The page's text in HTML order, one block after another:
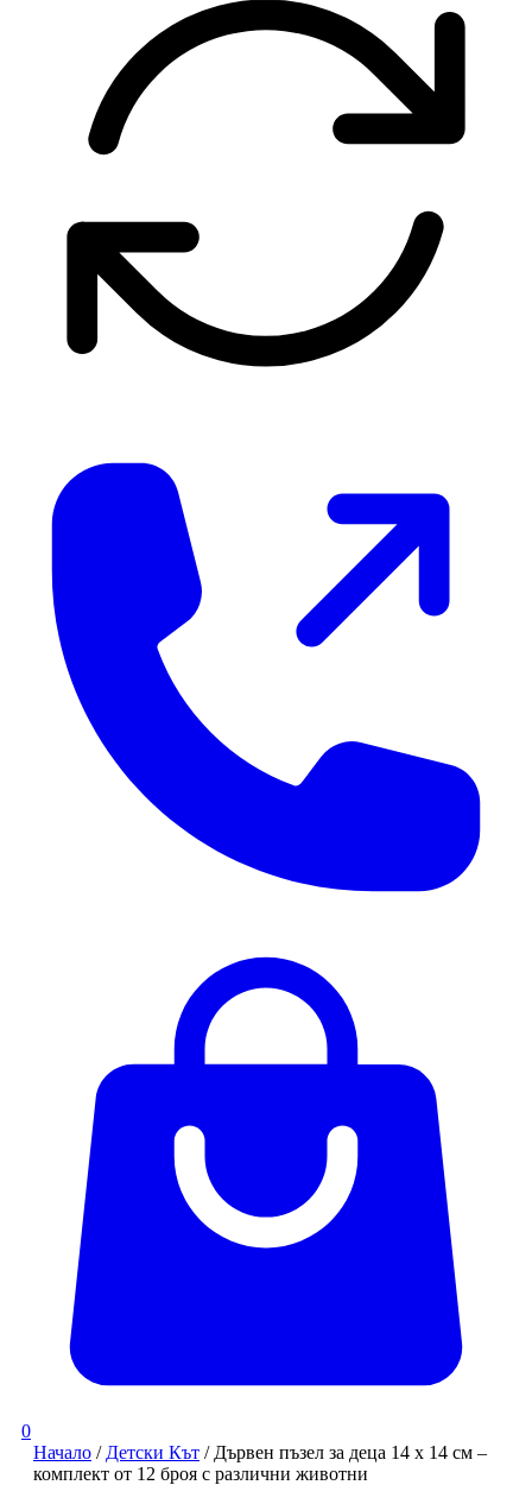
0
Начало / Детски Кът / Дървен пъзел за деца 14 x 14 см –
комплект от 12 броя с различни животни